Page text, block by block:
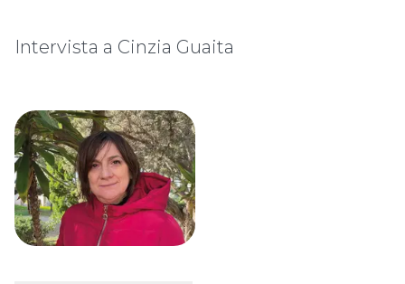
Intervista a Cinzia Guaita